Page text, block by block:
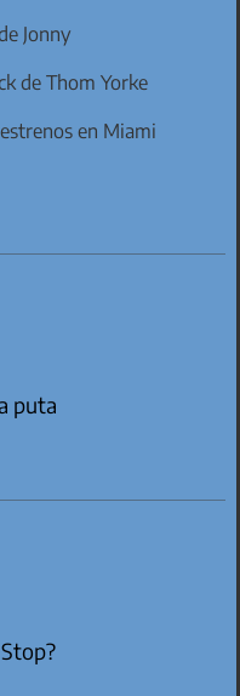
Jonny
de Thom Yorke
en Miami
puta